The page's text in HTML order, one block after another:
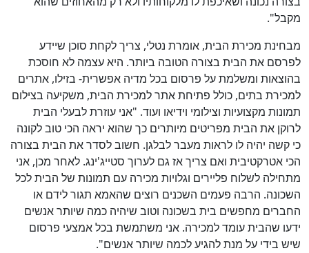
מקבל".
מבחינת מכירת הבית, אומרת נטלי, צריך לקחת סוכן שיידע
לפרסם את הבית בצורה הטובה ביותר. היא עצמה לא חוסכת
בהוצאות ומשלמת על פרסום בכל מדיה אפשרית- בזילו, אתרים
למכירת בתים, כולל פתיחת אתר למכירת הבית, משקיעה בצילום
תמונות מקצועיות וצילומי וידיאו ועוד. "אני עוזרת לבעלי הבית
לרוקן את הבית מפריטים מיותרים כך שהוא יראה הכי טוב לקונה
כי קשה יהיה לו לראות מעבר לבלגן. חשוב לסדר את הבית בצורה
הכי אטרקטיבית ואם צריך אז גם לערוך סטייג'ינג. לאחר מכן, אני
מתחילה לשלוח פליירים וגלויות מכירה עם תמונות של הבית לכל
השכונה. הרבה פעמים השכנים רוצים שהאמא תגור לידם או
החברים מחפשים בית בשכונה וטוב שיהיה כמה שיותר אנשים
ידעו שהבית עומד למכירה. אני משתמשת בכל אמצעי פרסום
שיש בידי על מנת להגיע לכמה שיותר אנשים".
93 %כן